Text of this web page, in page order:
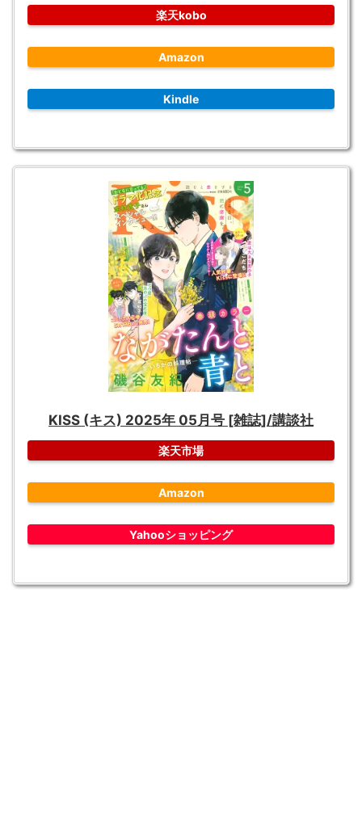
楽天kobo
Amazon
Kindle
KISS (キス) 2025年 05月号 [雑誌]/講談社
楽天市場
Amazon
Yahooショッピング